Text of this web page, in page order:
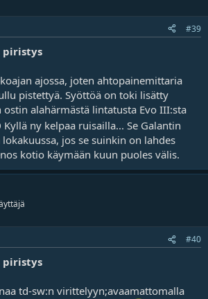
#39
piristys
ajossa, joten ahtopainemittaria
pistettyä. Syöttöä on toki lisätty
ostin alahärmästä lintatusta Evo III:sta
Kyllä ny kelpaa ruisailla... Se Galantin
jos se suinkin on lahdes
kotio käymään kuun puoles välis.
#40
piristys
td-sw:n virittelyyn;avaamattomalla